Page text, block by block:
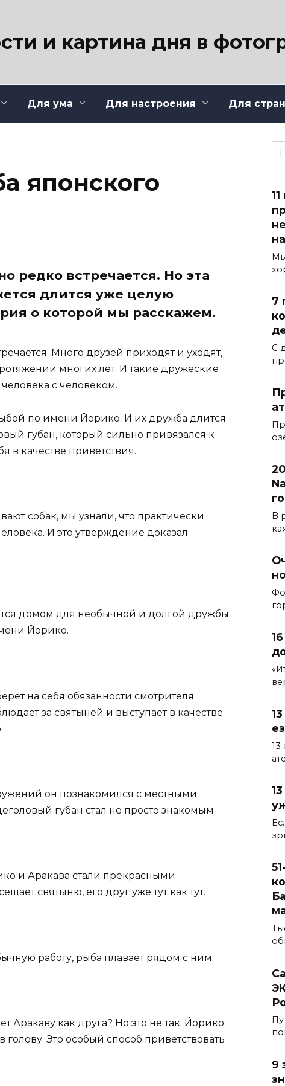
и картина дня в
Для ума Для настроения Для
японского
редко встречается. Но эта
длится уже целую
о которой мы расскажем.
Много друзей приходят и уходят,
многих лет. И такие дружеские
с человеком.
по имени Йорико. И их дружба длится
губан, который сильно привязался к
в качестве приветствия.
собак, мы узнали, что практически
И это утверждение доказал
домом для необычной и долгой дружбы
Йорико.
на себя обязанности смотрителя
за святыней и выступает в качестве
он познакомился с местными
губан стал не просто знакомым.
и Аракава стали прекрасными
святыню, его друг уже тут как тут.
работу, рыба плавает рядом с ним.
Аракаву как друга? Но это не так. Йорико
Это особый способ приветствовать
7
С
В
13
9